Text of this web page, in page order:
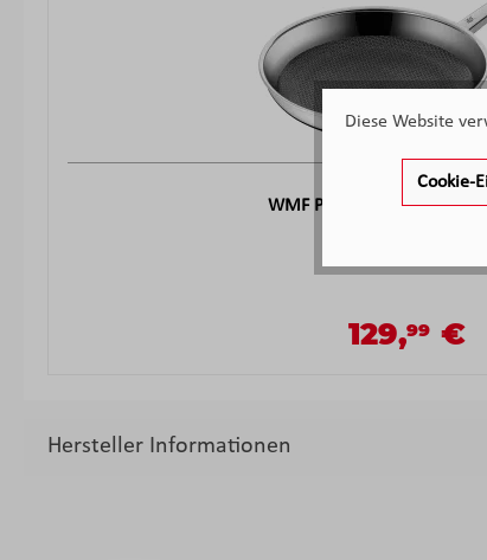
WMF Profi Resist
Regulärer Preis:
129,99 €
Hersteller Informationen
Diese Website
Cookie-